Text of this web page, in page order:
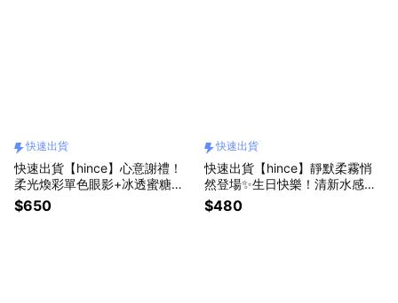
快速出貨
快速出貨【hince】心意謝禮！
柔光煥彩單色眼影+冰透蜜糖唇
頰膏+Dewy Ball提袋+Dewy Ball
唇刷(感謝有你/女生送禮/唇膏口
$650
快速出貨
快速出貨【hince】靜默柔霧悄
然登場✨生日快樂！清新水感冰
透唇釉+ON MUTE獨家禮袋+hin
ce極光貼紙(生日禮物/新色登場)
$480